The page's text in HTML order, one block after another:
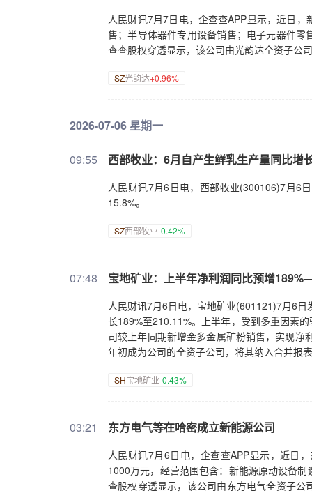
人民财讯7月7日电，企查查APP显示，近日
售；半导体器件专用设备销售；电子元器件
查查股权穿透显示，该公司由光韵达全资子公
SZ光韵达+0.96%
2026-07-06 星期一
09:55 西部牧业：6月自产生鲜乳生产量同比增
人民财讯7月6日电，西部牧业(300106)7月6
15.8%。
SZ西部牧业-0.42%
07:48 宝地矿业：上半年净利润同比预增
人民财讯7月6日电，宝地矿业(601121)7月6
长189%至210.11%。上半年，受到多重因素
司较上年同期新增金多金属矿粉销售，实现
年初成为公司的全资子公司，将其纳入合并报
SH宝地矿业-0.43%
03:21 东方电气等在哈密成立新能源公司
人民财讯7月6日电，企查查APP显示，近日
1000万元，经营范围包含：新能源原动设备
查股权穿透显示，该公司由东方电气全资子